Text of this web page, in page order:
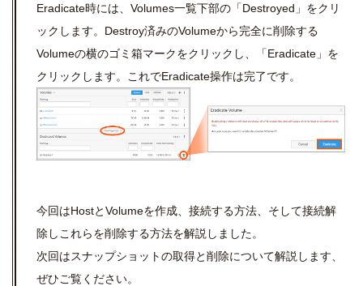
Eradicate時には、Volumes一覧下部の「Destroyed」をクリ
ックします。Destroy済みのVolumeから完全に削除する
Volumeの横のゴミ箱マークをクリックし、「Eradicate」を
クリックします。これでEradicate操作は完了です。
今回はHostとVolumeを作成、接続する方法、そして接続解
除しこれらを削除する方法を解説しました。
次回はスナップショットの取得と削除について解説します、
ぜひご覧ください。